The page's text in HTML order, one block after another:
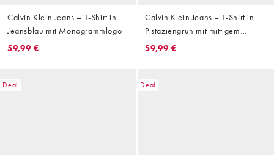
Calvin Klein Jeans – T-Shirt in
Jeansblau mit Monogrammlogo
59,99 €
Calvin Klein Jeans – T-Shirt in
Pistaziengrün mit mittigem
Schriftzug
59,99 €
Deal Deal